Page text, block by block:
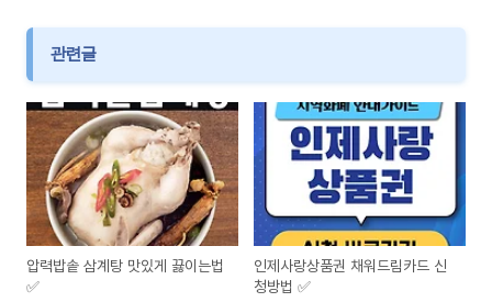
관련글
압력밥솥 삼계탕 맛있게 끓이는법
✅
인제사랑상품권 채워드림카드 신
청방법 ✅